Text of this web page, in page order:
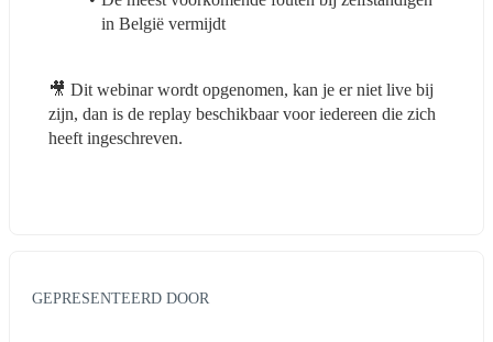
in België vermijdt
🎥 Dit webinar wordt opgenomen, kan je er niet live bij
zijn, dan is de replay beschikbaar voor iedereen die zich
heeft ingeschreven.
GEPRESENTEERD DOOR